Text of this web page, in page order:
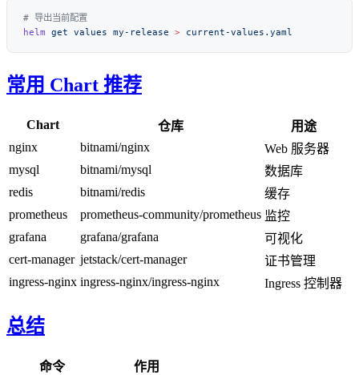
helm get values my-release >
常用 Chart 推荐
Chart 仓库
用途
nginx
bitnami/nginx
Web 服务器
mysql
bitnami/mysql
数据库
redis
bitnami/redis
缓存
prometheus
prometheus-community/prometheus 监控
grafana
grafana/grafana
可视化
cert-manager jetstack/cert-manager
证书管理
ingress-nginx ingress-nginx/ingress-nginx Ingress 控制器
总结
命令
作用